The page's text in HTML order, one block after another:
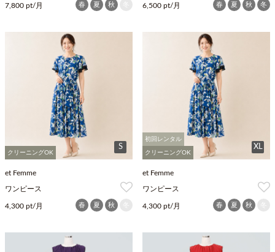
7,800 pt/月 春 夏 秋 6,500 pt/月 春 夏 秋 冬
クリーニングOK
S
et Femme
ワンピース
4,300 pt/月 春 夏 秋
初回レンタル
クリーニングOK
XL
et Femme
ワンピース
4,300 pt/月 春 夏 秋